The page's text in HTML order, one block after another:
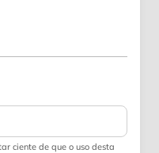
ciente de que o uso desta